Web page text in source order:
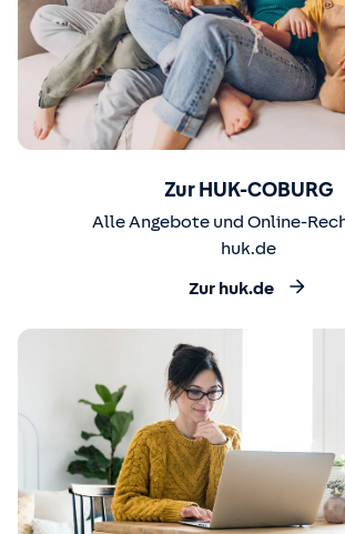
Zur HUK-COBURG
Alle Angebote und Online-
huk.de
Zur huk.de